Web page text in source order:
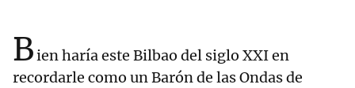
Bien haría este Bilbao del siglo XXI en
recordarle como un Barón de las Ondas de